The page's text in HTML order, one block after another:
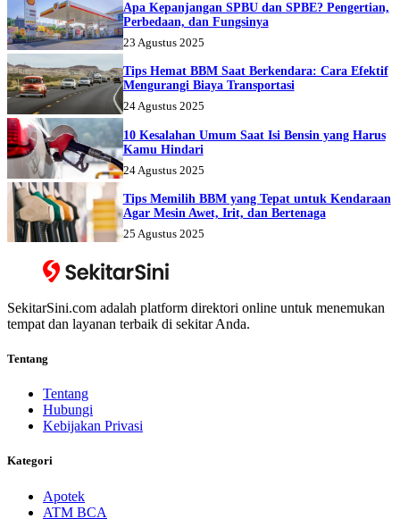
Apa Kepanjangan SPBU dan SPBE? Pengertian,
Perbedaan, dan Fungsinya
23 Agustus 2025
Tips Hemat BBM Saat Berkendara: Cara Efektif
Mengurangi Biaya Transportasi
24 Agustus 2025
10 Kesalahan Umum Saat Isi Bensin yang Harus
Kamu Hindari
24 Agustus 2025
Tips Memilih BBM yang Tepat untuk Kendaraan
Agar Mesin Awet, Irit, dan Bertenaga
25 Agustus 2025
SekitarSini.com adalah platform direktori online untuk menemukan
tempat dan layanan terbaik di sekitar Anda.
Tentang
Tentang
Hubungi
Kebijakan Privasi
Kategori
Apotek
ATM BCA